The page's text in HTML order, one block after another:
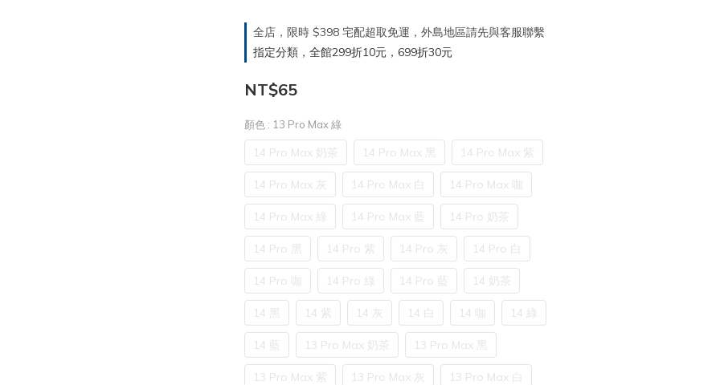
全店，限時 $398 宅配超取免運，外島地區請先與客服聯繫
指定分類，全館299折10元，699折30元
NT$65
顏色 : 13 Pro Max 綠
14 Pro Max 奶茶 14 Pro Max 黑 14 Pro Max 紫
14 Pro Max 灰 14 Pro Max 白 14 Pro Max 咖
14 Pro Max 綠 14 Pro Max 藍 14 Pro 奶茶
14 Pro 黑 14 Pro 紫 14 Pro 灰 14 Pro 白
14 Pro 咖 14 Pro 綠 14 Pro 藍 14 奶茶
14 黑 14 紫 14 灰 14 白 14 咖 14 綠
14 藍 13 Pro Max 奶茶 13 Pro Max 黑
13 Pro Max 紫 13 Pro Max 灰 13 Pro Max 白